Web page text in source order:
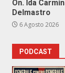
On. Ida
Delmastro
6 Agosto 2026
PODCAST